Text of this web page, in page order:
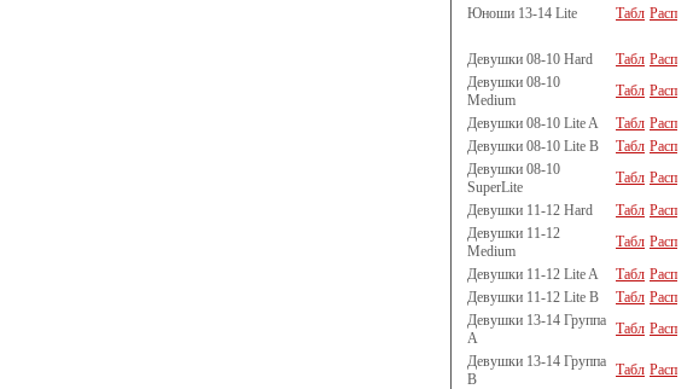
Юноши 13-14 Lite
Табл Расп
Девушки 08-10 Hard Табл Расп
Девушки 08-10
Medium
Табл Расп
Девушки 08-10 Lite A
Табл Расп
Девушки 08-10 Lite B
Табл Расп
Девушки 08-10
SuperLite
Табл Расп
Девушки 11-12 Hard
Табл Расп
Девушки 11-12
Medium
Табл Расп
Девушки 11-12 Lite A
Табл Расп
Девушки 11-12 Lite B
Табл Расп
Девушки 13-14 Группа
A
Табл Расп
Девушки 13-14 Группа
B
Табл Расп